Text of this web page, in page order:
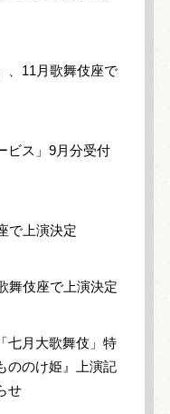
、11月歌舞伎座で
ビス」9月分受付
で上演決定
舞伎座で上演決定
七月大歌舞伎」特
ののけ姫』上演記
せ